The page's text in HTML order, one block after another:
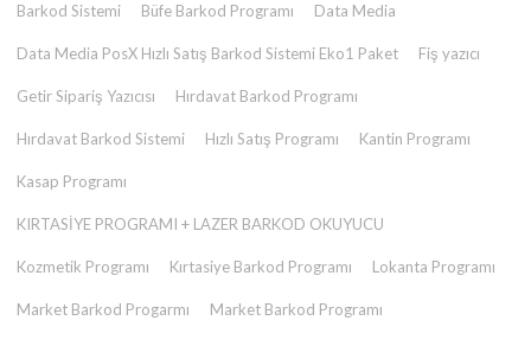
Barkod Sistemi Büfe Barkod Programı Data Media
Data Media PosX Hızlı Satış Barkod Sistemi Eko1 Paket Fiş yazıcı
Getir Sipariş Yazıcısı Hırdavat Barkod Programı
Hırdavat Barkod Sistemi Hızlı Satış Programı Kantin Programı
Kasap Programı
KIRTASİYE PROGRAMI + LAZER BARKOD OKUYUCU
Kozmetik Programı Kırtasiye Barkod Programı Lokanta Programı
Market Barkod Progarmı Market Barkod Programı